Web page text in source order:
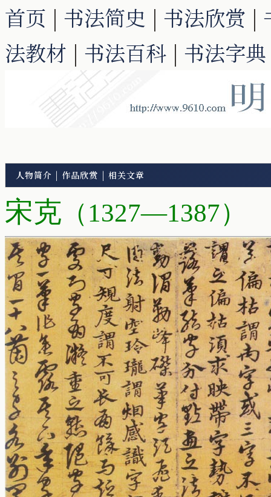
首页 | 书法简史 | 书法欣赏 |
法教材 | 书法百科 | 书法字典
人物简介 | 作品欣赏 | 相关文章
宋克 （1327—1387）